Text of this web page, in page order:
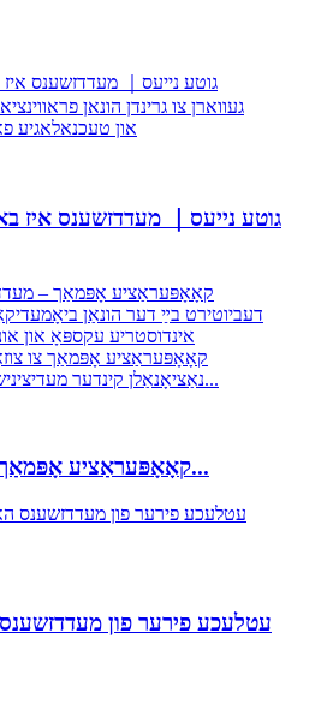
גוטע נייעס｜ מעדדזשענס איז
קאָאָפּעראַציע אָפּמאַך – מעדדזשענס דע...
עטלעכע פירער פון מעדדזשענס